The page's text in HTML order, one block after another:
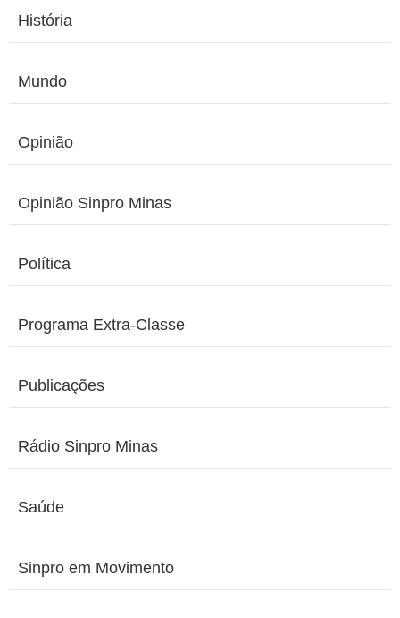
História
Mundo
Opinião
Opinião Sinpro Minas
Política
Programa Extra-Classe
Publicações
Rádio Sinpro Minas
Saúde
Sinpro em Movimento